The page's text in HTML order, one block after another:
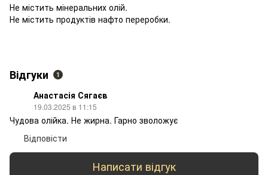
Не містить мінеральних олій.
Не містить продуктів нафто переробки.
Відгуки 1
Анастасія Сягаєв
19.03.2025 в 11:15
Чудова олійка. Не жирна. Гарно зволожує
Відповісти
Написати відгук